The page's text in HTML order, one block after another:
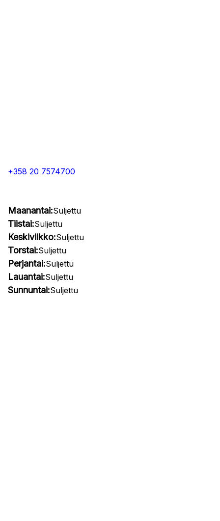
+358 20 7574700
Maanantai:Suljettu
Tiistai:Suljettu
Keskiviikko:Suljettu
Torstai:Suljettu
Perjantai:Suljettu
Lauantai:Suljettu
Sunnuntai:Suljettu